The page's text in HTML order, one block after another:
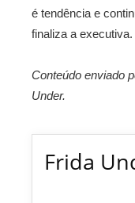
é tendência e
finaliza a executiva.
Conteúdo enviado
Under.
Frida